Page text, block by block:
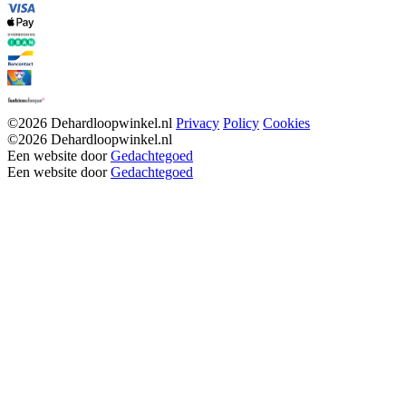
©2026 Dehardloopwinkel.nl Privacy Policy Cookies
©2026 Dehardloopwinkel.nl
Een website doorGedachtegoed
Een website doorGedachtegoed